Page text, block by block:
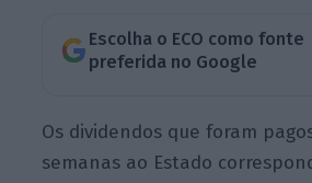
Escolha o ECO como fonte
preferida no Google
Os dividendos que foram
semanas ao Estado